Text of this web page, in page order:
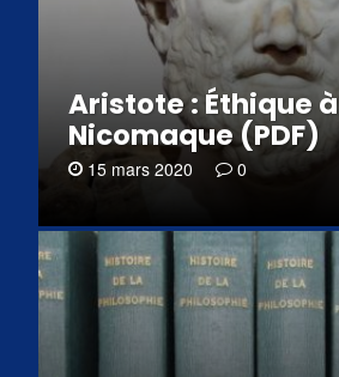
Aristote : Éthique à
Nicomaque (PDF)
15 mars 2020 0